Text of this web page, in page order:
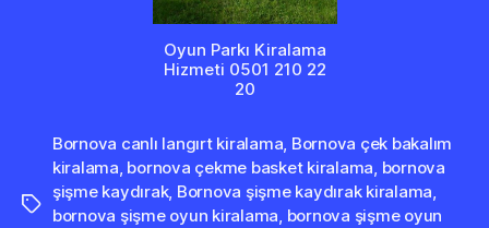
Oyun Parkı Kiralama
Hizmeti 0501 210 22
20
Etiketler
Bornova canlı langırt kiralama, Bornova çek bakalım
kiralama, bornova çekme basket kiralama, bornova
şişme kaydırak, Bornova şişme kaydırak kiralama,
bornova şişme oyun kiralama, bornova şişme oyun